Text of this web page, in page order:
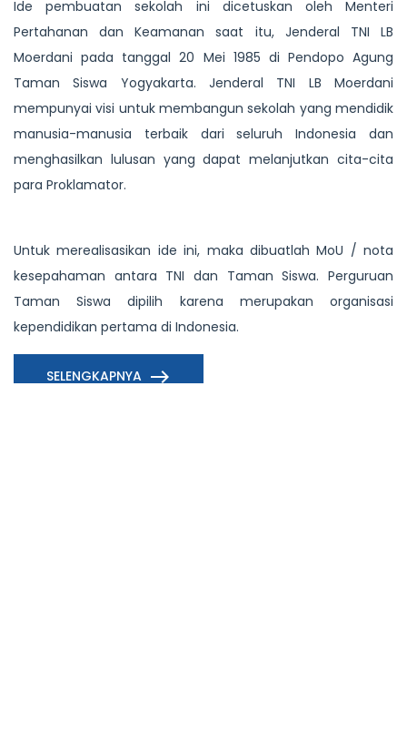
Ide pembuatan sekolah ini dicetuskan oleh Menteri
Pertahanan dan Keamanan saat itu, Jenderal TNI LB
Moerdani pada tanggal 20 Mei 1985 di Pendopo Agung
Taman Siswa Yogyakarta. Jenderal TNI LB Moerdani
mempunyai visi untuk membangun sekolah yang mendidik
manusia-manusia terbaik dari seluruh Indonesia dan
menghasilkan lulusan yang dapat melanjutkan cita-cita
para Proklamator.
Untuk merealisasikan ide ini, maka dibuatlah MoU / nota
kesepahaman antara TNI dan Taman Siswa. Perguruan
Taman Siswa dipilih karena merupakan organisasi
kependidikan pertama di Indonesia.
SELENGKAPNYA east